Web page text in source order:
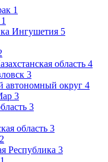
1
1
Ингушетия 5
область 4
3
автономный округ 4
3
3
область 3
2
Республика 3